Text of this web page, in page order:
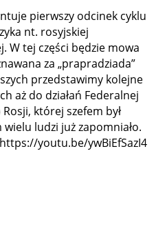
pierwszy odcinek cyklu
nt. rosyjskiej
W tej części będzie mowa
za „prapradziada”
przedstawimy kolejne
aż do działań Federalnej
Rosji, której szefem był
ludzi już zapomniało.
youtu.be/ywBiEfSazI4